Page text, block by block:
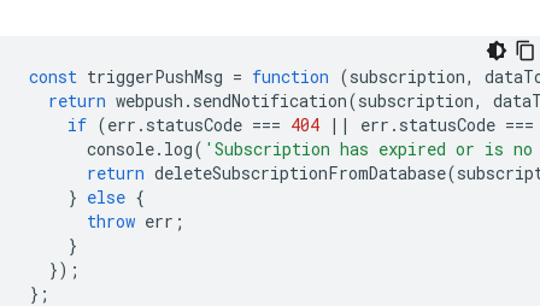
const triggerPushMsg = function (subscription,
return webpush . sendNotification(subscription,
if (err . statusCode === 404 || err . statusCode ===
console. log( 'Subscription has expired or is
return deleteSubscriptionFromDatabase(
} else {
throw err ;
}
});
};